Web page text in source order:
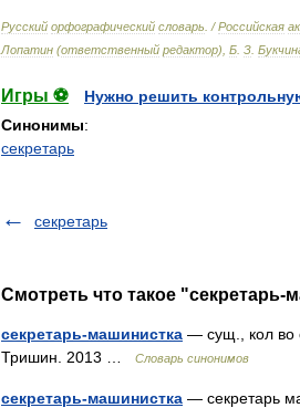
Русский орфографический словарь . /Российская
Лопатин (ответственный редактор), Б З
Игры ⚽
Нужно решить
Синонимы:
секретарь
секретарь
Смотреть что такое "секретарь-
секретарь-машинистка — сущ., кол во
Тришин. 2013 …
Словарь синонимов
секретарь-машинистка — секретарь